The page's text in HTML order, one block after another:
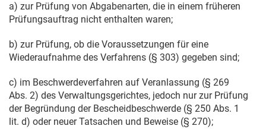
a) zur Prüfung von Abgabenarten, die in einem früheren
Prüfungsauftrag nicht enthalten waren;
b) zur Prüfung, ob die Voraussetzungen für eine
Wiederaufnahme des Verfahrens (§ 303) gegeben sind;
c) im Beschwerdeverfahren auf Veranlassung (§ 269
Abs. 2) des Verwaltungsgerichtes, jedoch nur zur Prüfung
der Begründung der Bescheidbeschwerde (§ 250 Abs. 1
lit. d) oder neuer Tatsachen und Beweise (§ 270);